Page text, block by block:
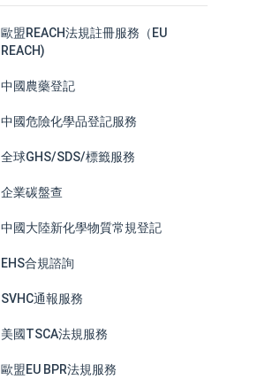
歐盟REACH法規註冊服務（EU
REACH)
中國農藥登記
中國危險化學品登記服務
全球GHS/SDS/標籤服務
企業碳盤查
中國大陸新化學物質常規登記
EHS合規諮詢
SVHC通報服務
美國TSCA法規服務
歐盟EU BPR法規服務